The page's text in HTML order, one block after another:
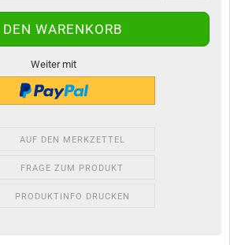
Weiter mit
AUF DEN MERKZETTEL
FRAGE ZUM PRODUKT
PRODUKTINFO DRUCKEN